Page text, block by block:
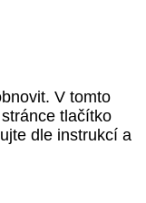
V tomto
tlačítko
dle instrukcí a